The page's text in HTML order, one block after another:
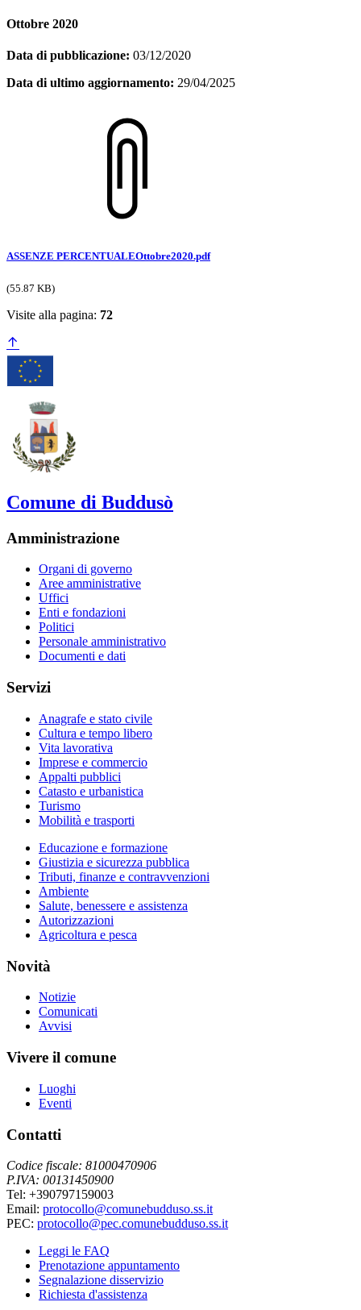
Ottobre 2020
Data di pubblicazione: 03/12/2020
Data di ultimo aggiornamento: 29/04/2025
ASSENZE PERCENTUALEOttobre2020.pdf
(55.87 KB)
Visite alla pagina: 72
Comune di Buddusò
Amministrazione
Organi di governo
Aree amministrative
Uffici
Enti e fondazioni
Politici
Personale amministrativo
Documenti e dati
Servizi
Anagrafe e stato civile
Cultura e tempo libero
Vita lavorativa
Imprese e commercio
Appalti pubblici
Catasto e urbanistica
Turismo
Mobilità e trasporti
Educazione e formazione
Giustizia e sicurezza pubblica
Tributi, finanze e contravvenzioni
Ambiente
Salute, benessere e assistenza
Autorizzazioni
Agricoltura e pesca
Novità
Notizie
Comunicati
Avvisi
Vivere il comune
Luoghi
Eventi
Contatti
Codice fiscale: 81000470906
P.IVA: 00131450900
Tel: +390797159003
Email: protocollo@comunebudduso.ss.it
PEC: protocollo@pec.comunebudduso.ss.it
Leggi le FAQ
Prenotazione appuntamento
Segnalazione disservizio
Richiesta d'assistenza